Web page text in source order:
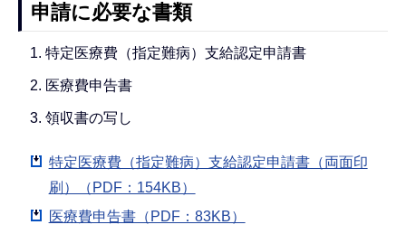
申請に必要な書類
特定医療費（指定難病）支給認定申請書
医療費申告書
領収書の写し
特定医療費（指定難病）支給認定申請書（両面印
刷）（PDF：154KB）
医療費申告書（PDF：83KB）